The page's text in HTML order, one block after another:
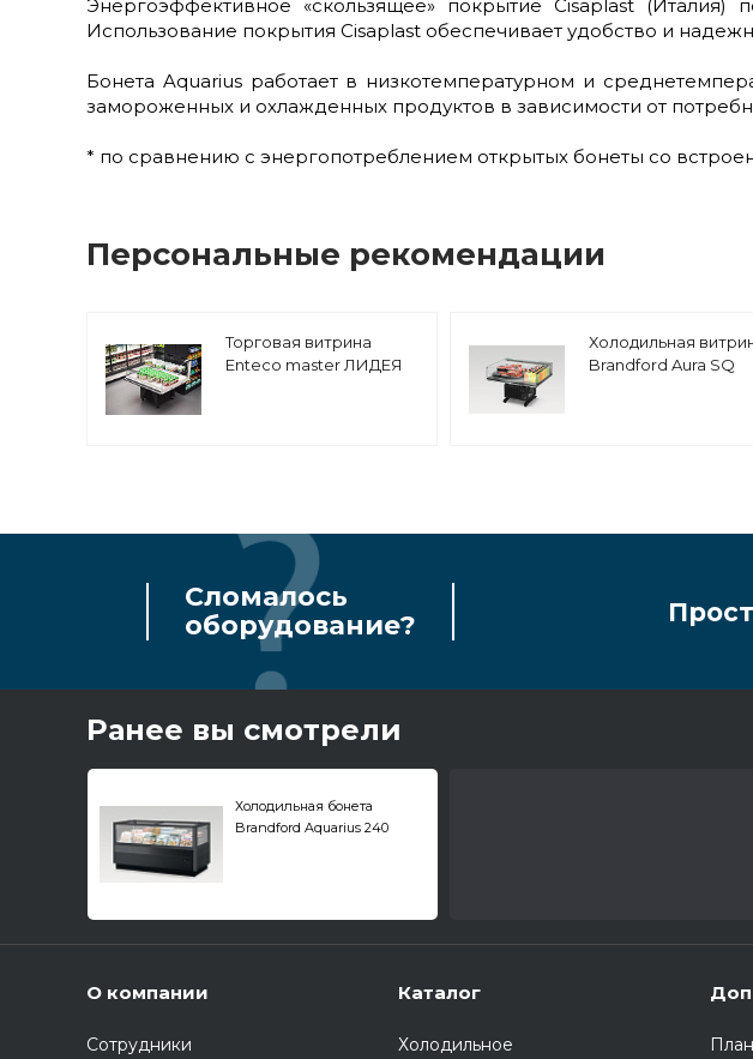
Энергоэффективное «скользящее» покрытие Cisaplast (Италия)
Использование покрытия Cisaplast обеспечивает удобство и
Бонета Aquarius работает в низкотемпературном и
замороженных и охлажденных продуктов в зависимости от
* по сравнению с энергопотреблением открытых бонеты со
Персональные рекомендации
Торговая витрина
Enteco master ЛИДЕЯ
Холодильная
Brandford Aura SQ
Сломалось
оборудование?
Ранее вы смотрели
Холодильная бонета
Brandford Aquarius 240
О компании
Сотрудники
Каталог
Холодильное